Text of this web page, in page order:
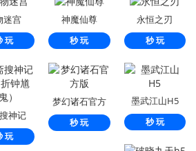
迷宫
玩
神魔仙尊
秒 玩
永恒之刃
秒 玩
神记
钟馗打
）
玩
梦幻诸石官方
版
秒 玩
墨武江山H5
秒 玩